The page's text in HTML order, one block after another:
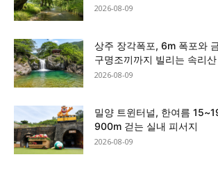
2026-08-09
상주 장각폭포, 6m 폭포와
구명조끼까지 빌리는 속리
2026-08-09
밀양 트윈터널, 한여름
900m 걷는 실내 피서지
2026-08-09